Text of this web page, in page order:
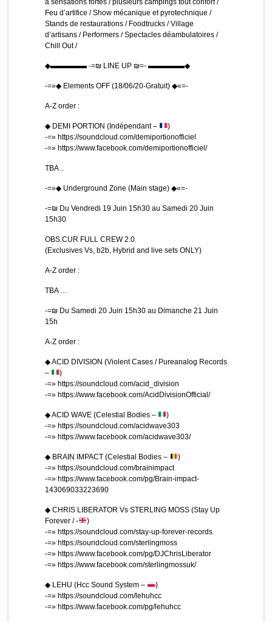
à sensations fortes / plusieurs campings tout confort /
Feu d’artifice / Show mécanique et pyrotechnique /
Stands de restaurations / Foodtrucks / Village
d’artisans / Performers / Spectacles déambulatoires /
Chill Out /
◆▬▬▬▬▬ -=₪ LINE UP ₪=- ▬▬▬▬▬◆
-=»◆ Elements OFF (18/06/20-Gratuit) ◆«=-
A-Z order :
◆ DEMI PORTION (Indépendant –
)
-=» https://soundcloud.com/demiportionofficiel
-=» https://www.facebook.com/demiportionofficiel/
TBA ..
-=»◆ Underground Zone (Main stage) ◆«=-
-=₪ Du Vendredi 19 Juin 15h30 au Samedi 20 Juin
15h30
OBS.CUR FULL CREW 2.0
(Exclusives Vs, b2b, Hybrid and live sets ONLY)
A-Z order :
TBA …
-=₪ Du Samedi 20 Juin 15h30 au Dimanche 21 Juin
15h
A-Z order :
◆ ACID DIVISION (Violent Cases / Pureanalog Records
–
)
-=» https://soundcloud.com/acid_division
-=» https://www.facebook.com/AcidDivisionOfficial/
◆ ACID WAVE (Celestial Bodies –
)
-=» https://soundcloud.com/acidwave303
-=» https://www.facebook.com/acidwave303/
◆ BRAIN IMPACT (Celestial Bodies –
)
-=» https://soundcloud.com/brainimpact
-=» https://www.facebook.com/pg/Brain-impact-
143069033223690
◆ CHRIS LIBERATOR Vs STERLING MOSS (Stay Up
Forever / -
)
-=» https://soundcloud.com/stay-up-forever-records
-=» https://soundcloud.com/sterlingmoss
-=» https://www.facebook.com/pg/DJChrisLiberator
-=» https://www.facebook.com/sterlingmossuk/
◆ LEHU (Hcc Sound System –
)
-=» https://soundcloud.com/lehuhcc
-=» https://www.facebook.com/pg/lehuhcc